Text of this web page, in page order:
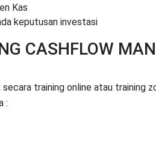
Kas
keputusan investasi
CASHFLOW
training online atau training
: